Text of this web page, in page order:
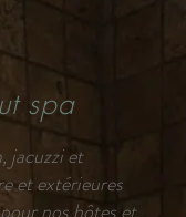
spa
jacuzzi et
et extérieures